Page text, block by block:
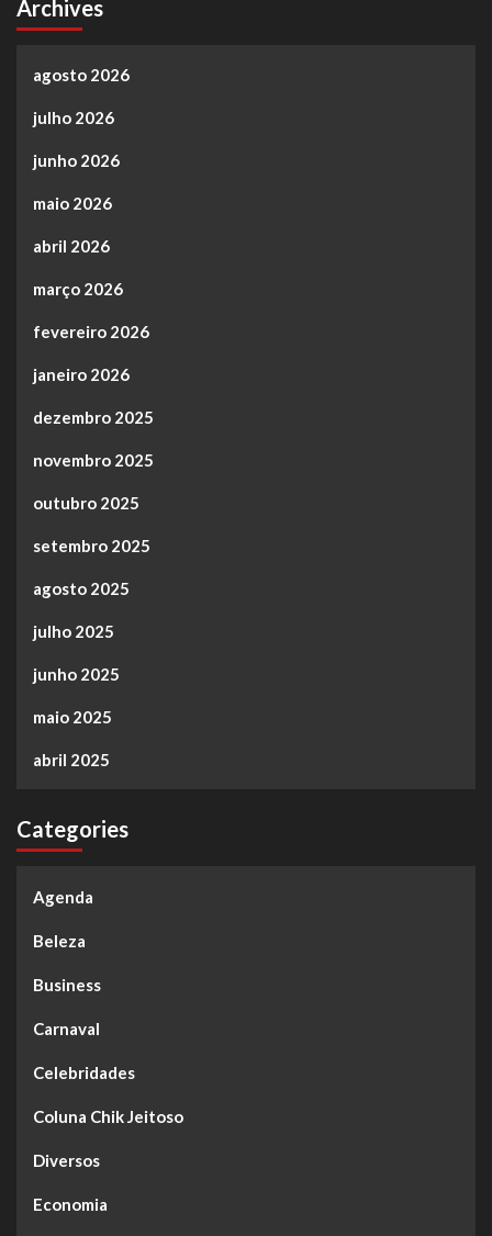
Archives
agosto 2026
julho 2026
junho 2026
maio 2026
abril 2026
março 2026
fevereiro 2026
janeiro 2026
dezembro 2025
novembro 2025
outubro 2025
setembro 2025
agosto 2025
julho 2025
junho 2025
maio 2025
abril 2025
Categories
Agenda
Beleza
Business
Carnaval
Celebridades
Coluna Chik Jeitoso
Diversos
Economia